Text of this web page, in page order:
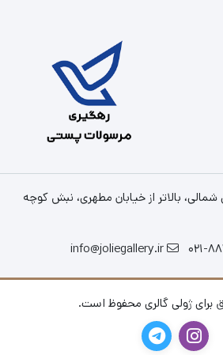
شمالی، بالاتر از خیابان مطهری، نبش کوچه
021-
info@joliegallery.ir
برای ژولی گالری محفوظ است.